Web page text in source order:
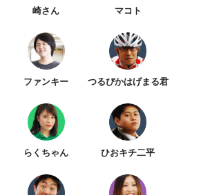
崎さん マコト
ファンキー つるぴかはげまる君
らくちゃん ひおキチ二平